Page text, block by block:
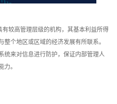
有较高管理层级的机构，其基本利益所得
个地区或区域的经济发展有所联系。
统来对信息进行防护，保证内部管理人
力。